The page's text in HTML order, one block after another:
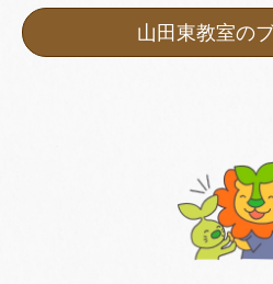
山田東教室の